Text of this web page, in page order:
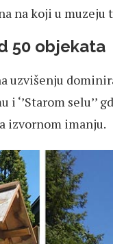
na koji u muzeju
50 objekata
uzvišenju
‘’Starom selu’’
izvornom imanju.